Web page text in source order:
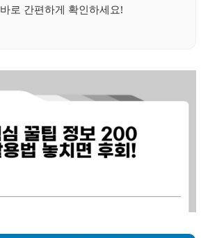
바로 간편하게 확인하세요!